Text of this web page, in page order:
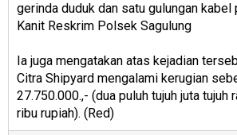
gerinda duduk dan satu gulungan kabel
Kanit Reskrim Polsek Sagulung
Ia juga mengatakan atas kejadian
Citra Shipyard mengalami kerugian
27.750.000.,- (dua puluh tujuh juta tujuh
ribu rupiah). (Red)